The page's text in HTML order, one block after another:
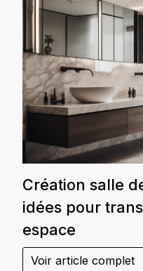
Création salle
idées pour
espace
Voir article complet